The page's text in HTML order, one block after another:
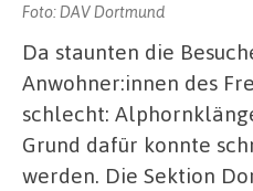
Foto: DAV Dortmund
Da staunten die
Anwohner:innen des
schlecht:
Grund dafür konnte
werden. Die Sektion